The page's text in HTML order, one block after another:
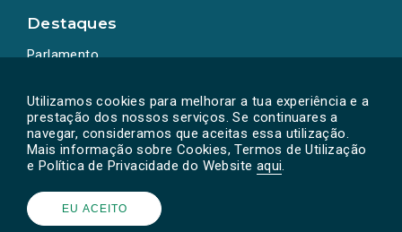
Utilizamos cookies para melhorar a tua experiência e a
prestação dos nossos serviços. Se continuares a
navegar, consideramos que aceitas essa utilização.
Mais informação sobre Cookies, Termos de Utilização
e Política de Privacidade do Website aqui.
EU ACEITO
Destaques
Parlamento
Powered by © PAN 2026